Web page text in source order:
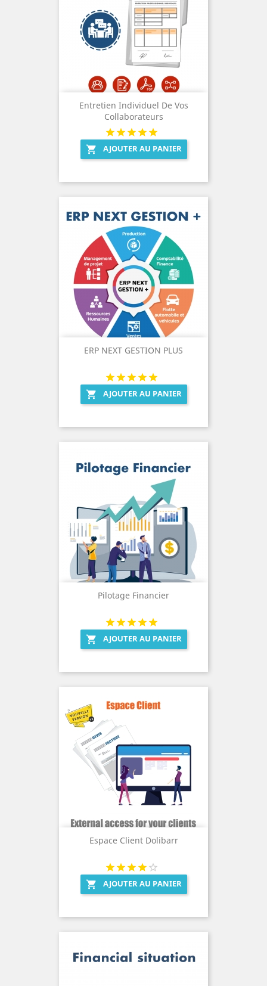
Entretien Individuel De Vos
Collaborateurs
 AJOUTER AU PANIER
ERP NEXT GESTION PLUS
 AJOUTER AU PANIER
Pilotage Financier
 AJOUTER AU PANIER
Espace Client Dolibarr
 AJOUTER AU PANIER